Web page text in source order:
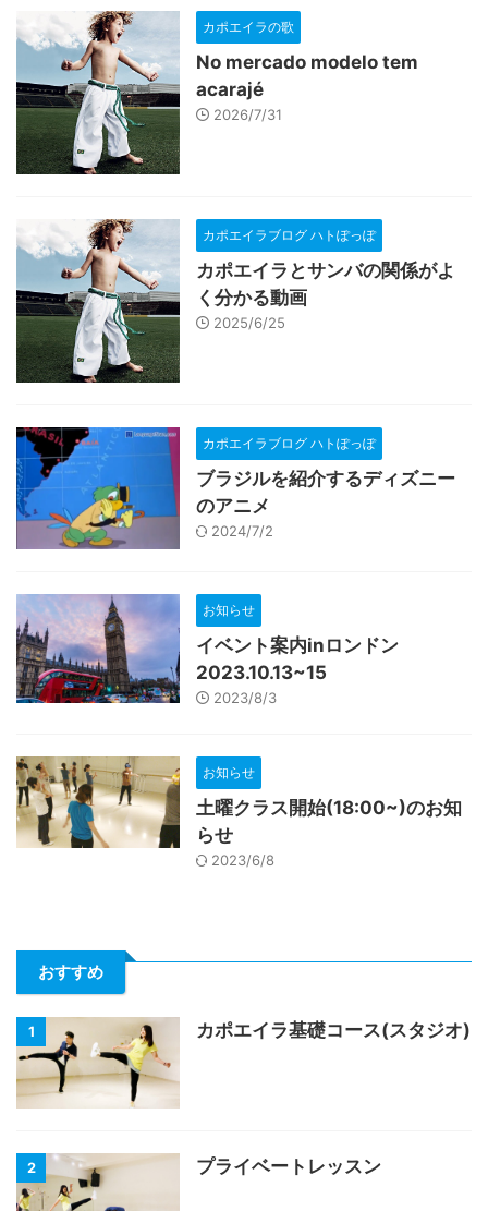
カポエイラの歌
No mercado modelo tem
acarajé
2026/7/31
カポエイラブログ ハトぽっぽ
カポエイラとサンバの関係がよ
く分かる動画
2025/6/25
カポエイラブログ ハトぽっぽ
ブラジルを紹介するディズニー
のアニメ
2024/7/2
お知らせ
イベント案内inロンドン
2023.10.13~15
2023/8/3
お知らせ
土曜クラス開始(18:00~)のお知
らせ
2023/6/8
おすすめ
1 カポエイラ基礎コース(スタジオ)
2 プライベートレッスン